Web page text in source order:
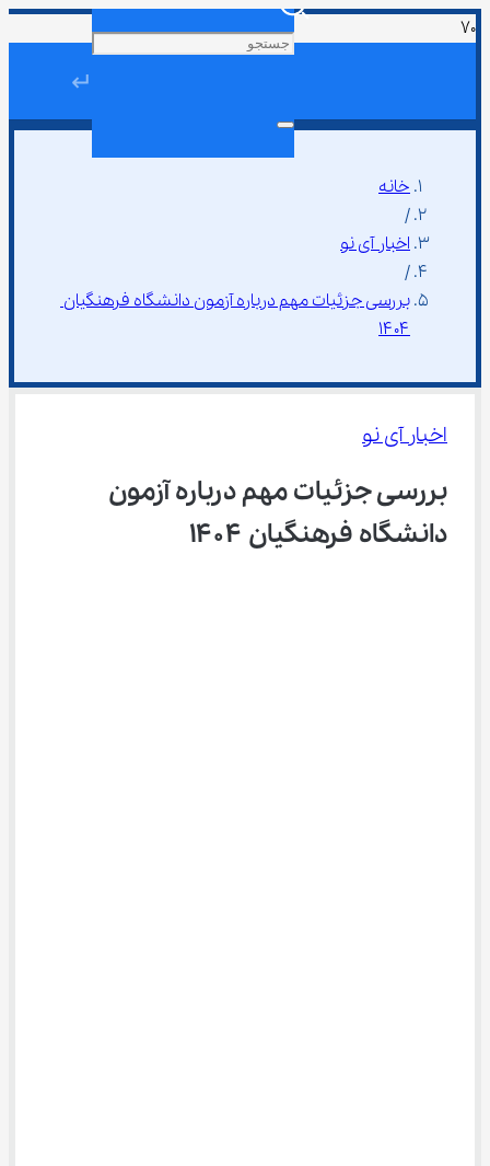
↵
خانه
/
اخبار آی نو
/
بررسی جزئیات مهم درباره آزمون دانشگاه فرهنگیان
۱۴۰۴
اخبار آی نو
بررسی جزئیات مهم درباره آزمون
دانشگاه فرهنگیان ۱۴۰۴